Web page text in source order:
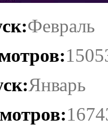
Февраль
Январь